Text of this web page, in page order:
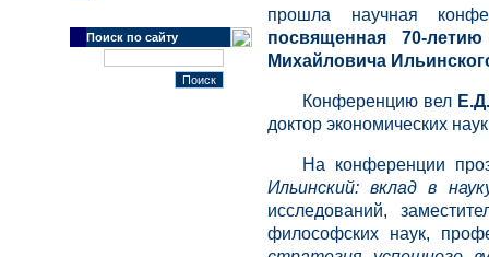
Поиск по сайту
прошла научная
посвященная 70-
Михайловича
Конференцию вел
доктор экономических
На конференции
Ильинский: вклад в
исследований,
философских наук,